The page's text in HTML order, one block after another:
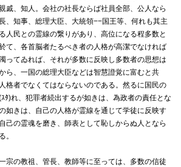
戚、知人。会社の社長ならば社員全部、公人なら
、知事、総理大臣、大統領−−国王等、何れも其主
人民との霊線の繋りがあり、高位になる程多数と
て、各首脳者たるべき者の人格が高潔でなければ
ってゐれば、それが多数に反映し多数者の思想は
ら、一国の総理大臣などは智慧證覚に富むと共
格者でなくてはならないのである。然るに国民の
ﾀ)れ、犯罪者続出するが如きは、為政者の責任とな
如きは、自己の人格が霊線を通じて学徒に反映す
己の霊魂を磨き、師表として恥しからぬ人となら
。
宗の教祖、管長、教師等に至っては、多数の信徒